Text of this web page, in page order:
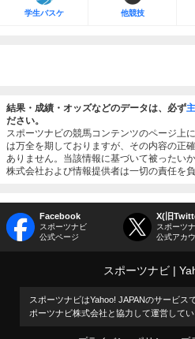
学生バスケ 他競技
結果・成績・オッズなどのデータは、必ず
ださい。
スポーツナビの競馬コンテンツのページ上
は万全を期しておりますが、その内容の正
ありません。当該情報に基づいて被ったい
株式会社および情報提供者は一切の責任を負
Facebook
スポーツナビ
公式ページ
X(旧
スポーツ
公式アカ
スポーツナビ
スポーツナビはYahoo! JAPANのサービス
ポーツナビ株式会社と協力して運営してい